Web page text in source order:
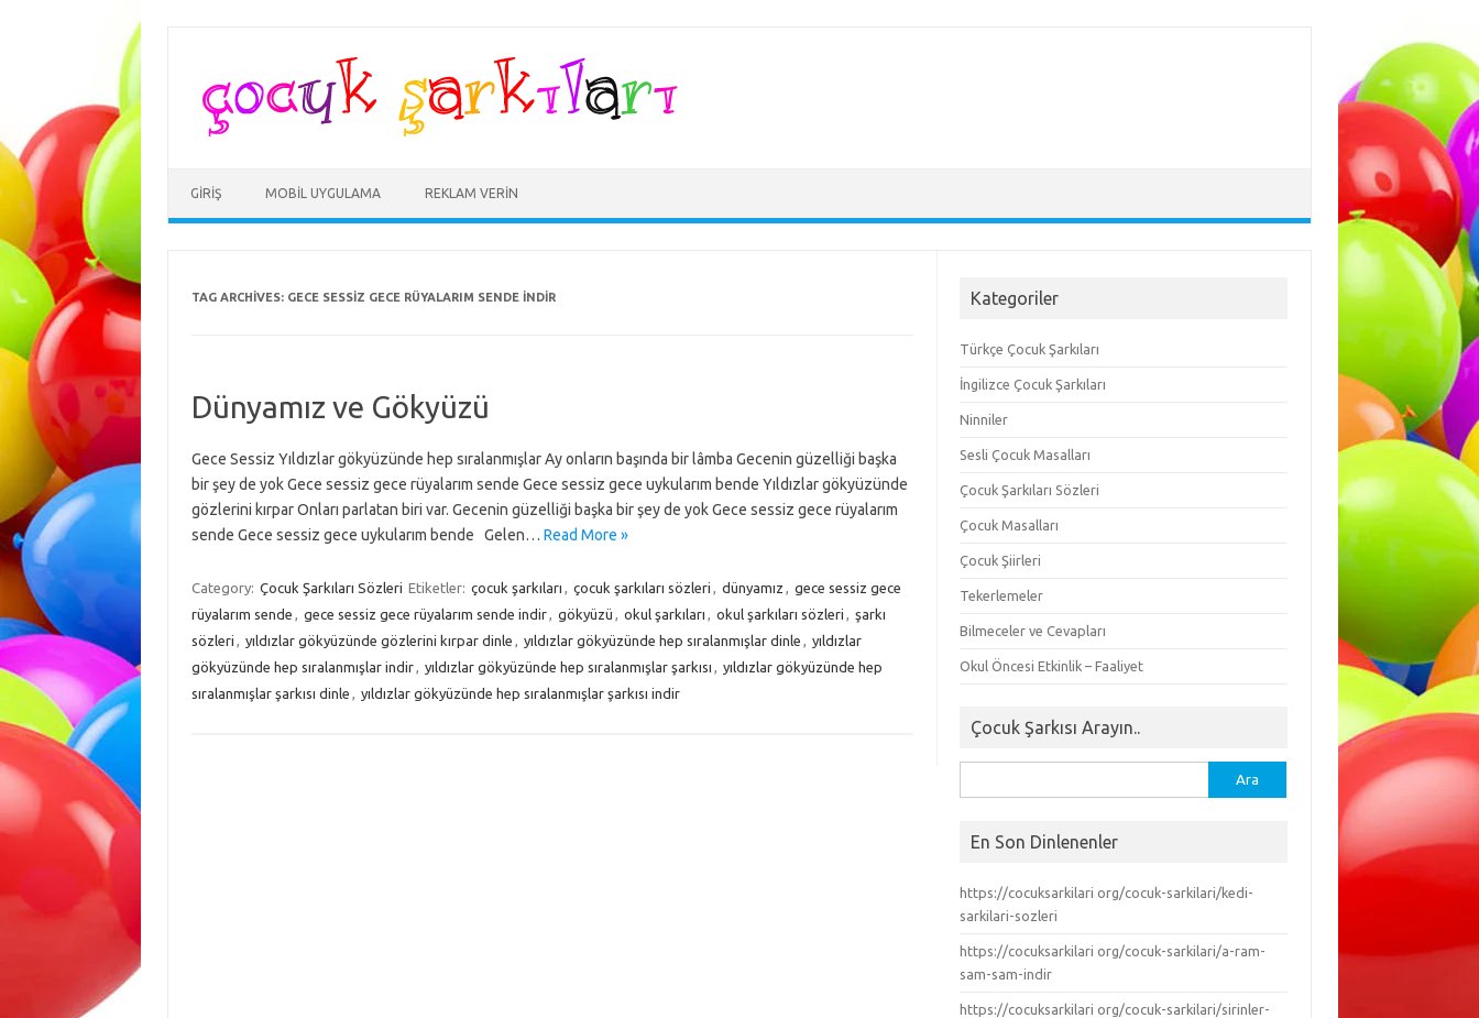
GIRIŞ MOBIL UYGULAMA REKLAM VERIN
TAG ARCHIVES: GECE SESSIZ GECE RÜYALARIM SENDE INDIR
Dünyamız ve Gökyüzü
Gece Sessiz Yıldızlar gökyüzünde hep sıralanmışlar Ay onların başında bir lâmba Gecenin güzelliği başka
bir şey de yok Gece sessiz gece rüyalarım sende Gece sessiz gece uykularım bende Yıldızlar gökyüzünde
gözlerini kırpar Onları parlatan biri var. Gecenin güzelliği başka bir şey de yok Gece sessiz gece rüyalarım
sende Gece sessiz gece uykularım bende Gelen… Read More »
Category: Çocuk Şarkıları Sözleri Etiketler: çocuk şarkıları , çocuk şarkıları sözleri , dünyamız , gece sessiz gece
rüyalarım sende , gece sessiz gece rüyalarım sende indir, gökyüzü , okul şarkıları , okul şarkıları sözleri , şarkı
sözleri , yıldızlar gökyüzünde gözlerini kırpar dinle , yıldızlar gökyüzünde hep sıralanmışlar dinle , yıldızlar
gökyüzünde hep sıralanmışlar indir, yıldızlar gökyüzünde hep sıralanmışlar şarkısı , yıldızlar gökyüzünde hep
sıralanmışlar şarkısı dinle , yıldızlar gökyüzünde hep sıralanmışlar şarkısı indir
Kategoriler
Türkçe Çocuk Şarkıları
İngilizce Çocuk Şarkıları
Ninniler
Sesli Çocuk Masalları
Çocuk Şarkıları Sözleri
Çocuk Masalları
Çocuk Şiirleri
Tekerlemeler
Bilmeceler ve Cevapları
Okul Öncesi Etkinlik – Faaliyet
Çocuk Şarkısı Arayın..
En Son Dinlenenler
https://cocuksarkilari org/cocuk-sarkilari/kedi-
sarkilari-sozleri
https://cocuksarkilari org/cocuk-sarkilari/a-ram-
sam-sam-indir
https://cocuksarkilari org/cocuk-sarkilari/sirinler-